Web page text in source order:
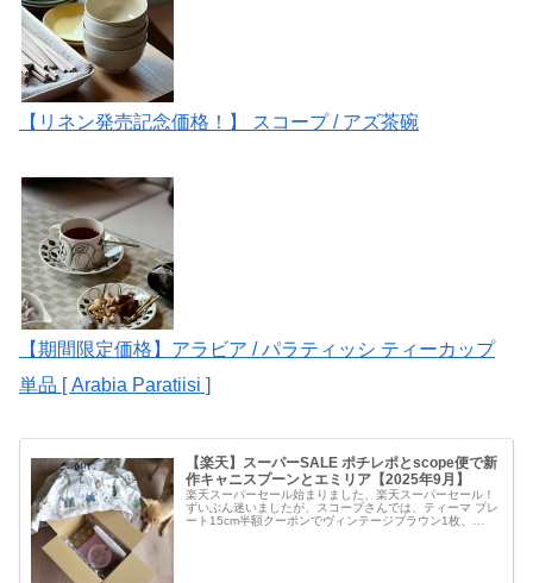
【リネン発売記念価格！】 スコープ / アズ茶碗
【期間限定価格】アラビア / パラティッシ ティーカップ
単品 [ Arabia Paratiisi ]
【楽天】スーパーSALE ポチレポとscope便で新
作キャニスプーンとエミリア【2025年9月】
楽天スーパーセール始まりました、楽天スーパーセール！
ずいぶん迷いましたが、スコープさんでは、ティーマ プレ
ート15cm半額クーポンでヴィンテージブラウン1枚、